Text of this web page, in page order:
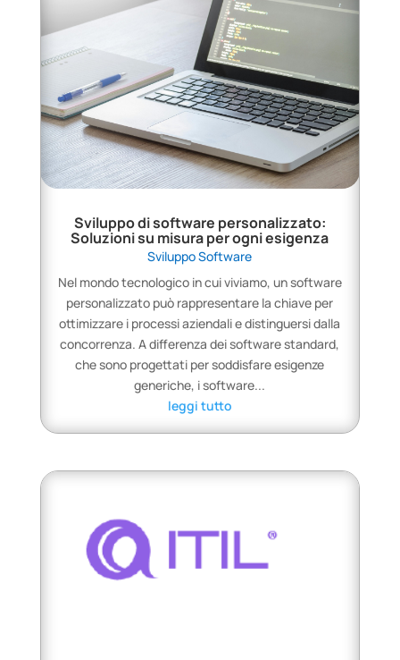
Sviluppo di software personalizzato:
Soluzioni su misura per ogni esigenza
Sviluppo Software
Nel mondo tecnologico in cui viviamo, un software
personalizzato può rappresentare la chiave per
ottimizzare i processi aziendali e distinguersi dalla
concorrenza. A differenza dei software standard,
che sono progettati per soddisfare esigenze
generiche, i software...
leggi tutto